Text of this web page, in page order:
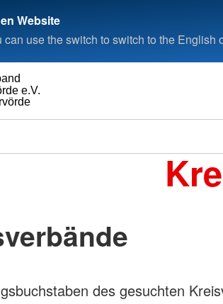
Website
use the switch to switch to the English
e.V.
des gesuchten